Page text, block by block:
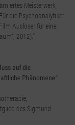
Meisterwerk,
die Psychoanalytiker
Auslöser für eine
2012).“
auf die
Phänomene“
des Sigmund-